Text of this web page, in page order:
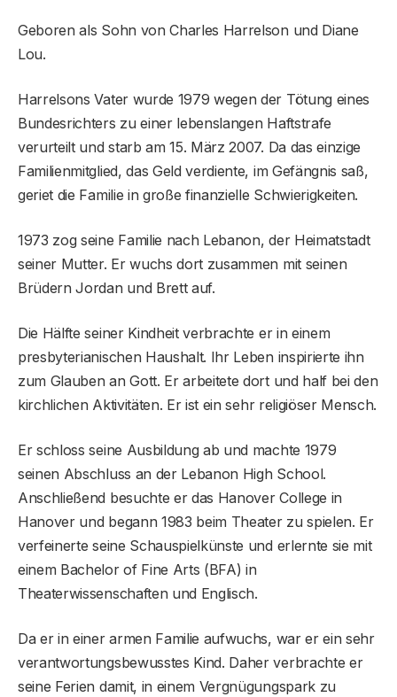
Geboren als Sohn von Charles Harrelson und Diane
Lou.
Harrelsons Vater wurde 1979 wegen der Tötung eines
Bundesrichters zu einer lebenslangen Haftstrafe
verurteilt und starb am 15. März 2007. Da das einzige
Familienmitglied, das Geld verdiente, im Gefängnis saß,
geriet die Familie in große finanzielle Schwierigkeiten.
1973 zog seine Familie nach Lebanon, der Heimatstadt
seiner Mutter. Er wuchs dort zusammen mit seinen
Brüdern Jordan und Brett auf.
Die Hälfte seiner Kindheit verbrachte er in einem
presbyterianischen Haushalt. Ihr Leben inspirierte ihn
zum Glauben an Gott. Er arbeitete dort und half bei den
kirchlichen Aktivitäten. Er ist ein sehr religiöser Mensch.
Er schloss seine Ausbildung ab und machte 1979
seinen Abschluss an der Lebanon High School.
Anschließend besuchte er das Hanover College in
Hanover und begann 1983 beim Theater zu spielen. Er
verfeinerte seine Schauspielkünste und erlernte sie mit
einem Bachelor of Fine Arts (BFA) in
Theaterwissenschaften und Englisch.
Da er in einer armen Familie aufwuchs, war er ein sehr
verantwortungsbewusstes Kind. Daher verbrachte er
seine Ferien damit, in einem Vergnügungspark zu